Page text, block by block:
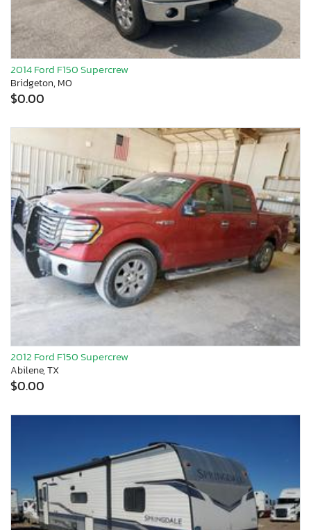
2014 Ford F150 Supercrew
Bridgeton, MO
$0.00
2012 Ford F150 Supercrew
Abilene, TX
$0.00